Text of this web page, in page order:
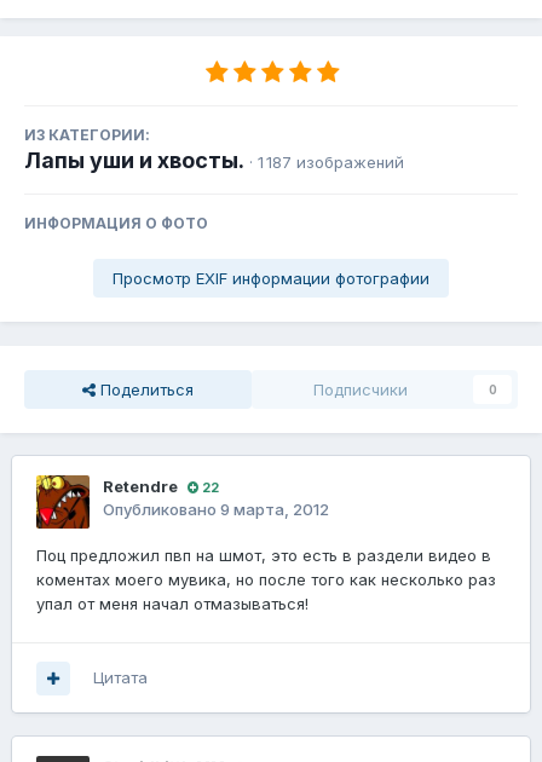
ИЗ КАТЕГОРИИ:
Лапы уши и хвосты. · 1 187 изображений
ИНФОРМАЦИЯ О ФОТО
Просмотр EXIF информации фотографии
Поделиться Подписчики 0
Retendre 22
Опубликовано 9 марта, 2012
Поц предложил пвп на шмот, это есть в раздели видео в
коментах моего мувика, но после того как несколько раз
упал от меня начал отмазываться!
Цитата